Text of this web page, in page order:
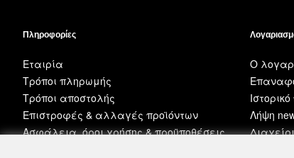
Πληροφορίες
Εταιρία
Τρόποι πληρωμής
Τρόποι αποστολής
Επιστροφές & αλλαγές προϊόντων
Ασφάλεια, όροι χρήσης & προϋποθέσεις
Ο
Λήψη